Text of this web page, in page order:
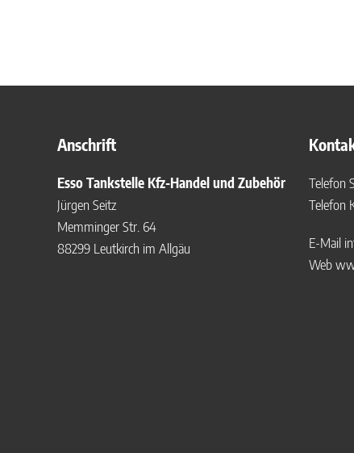
Anschrift
Esso Tankstelle Kfz-Handel und Zubehör
Jürgen Seitz
Memminger Str. 64
88299 Leutkirch im Allgäu
Telefon
Telefon
E-Mail
Web